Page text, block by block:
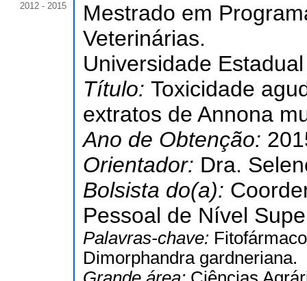
2012 - 2015
Mestrado em
Veterinárias.
Universidade
Título: Toxicidade
extratos de Annona
Ano de Obtenção:
Orientador: Dra.
Bolsista do(a):
Pessoal de Nível
Palavras-chave:
Dimorphandra gardneriana.